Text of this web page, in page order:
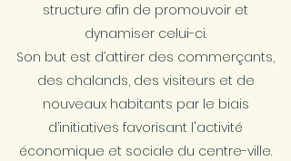
structure afin de promouvoir et
dynamiser celui-ci.
Son but est d’attirer des commerçants,
des chalands, des visiteurs et de
nouveaux habitants par le biais
d’initiatives favorisant l'activité
économique et sociale du centre-ville.